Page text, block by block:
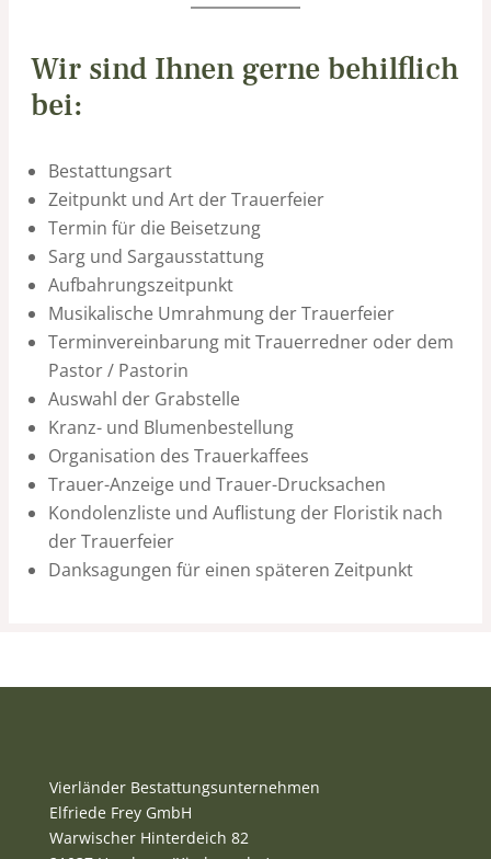
Wir sind Ihnen gerne behilflich
bei:
Bestattungsart
Zeitpunkt und Art der Trauerfeier
Termin für die Beisetzung
Sarg und Sargausstattung
Aufbahrungszeitpunkt
Musikalische Umrahmung der Trauerfeier
Terminvereinbarung mit Trauerredner oder dem
Pastor / Pastorin
Auswahl der Grabstelle
Kranz- und Blumenbestellung
Organisation des Trauerkaffees
Trauer-Anzeige und Trauer-Drucksachen
Kondolenzliste und Auflistung der Floristik nach
der Trauerfeier
Danksagungen für einen späteren Zeitpunkt
Vierländer Bestattungsunternehmen
Elfriede Frey GmbH
Warwischer Hinterdeich 82